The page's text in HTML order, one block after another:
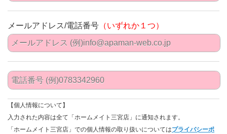
メールアドレス/電話番号 （いずれか１つ）
【個人情報について】
入力された内容は全て「ホームメイト三宮店」に通知されます。
「ホームメイト三宮店」での個人情報の取り扱いについてはプライバシーポ